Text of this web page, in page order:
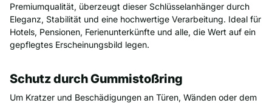
Premiumqualität, überzeugt dieser Schlüsselanhänger durch
Eleganz, Stabilität und eine hochwertige Verarbeitung. Ideal für
Hotels, Pensionen, Ferienunterkünfte und alle, die Wert auf ein
gepflegtes Erscheinungsbild legen.
Schutz durch Gummistoßring
Um Kratzer und Beschädigungen an Türen, Wänden oder dem